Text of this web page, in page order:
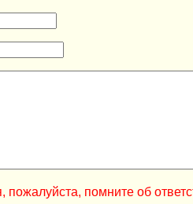
помните об